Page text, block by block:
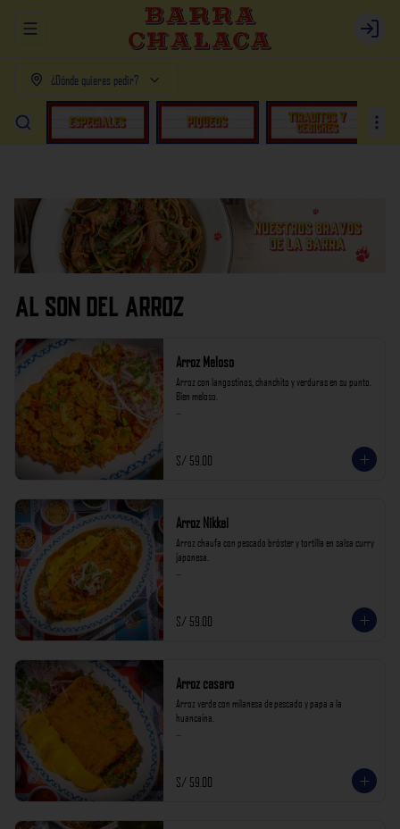
Abrir menu de navegación Login
¿Dónde quieres pedir?
AL SON DEL ARROZ
Arroz Meloso
Arroz con langostinos, chanchito y verduras en su punto.
Bien meloso.
S/ 59.00
Arroz Nikkei
Arroz chaufa con pescado bróster y tortilla en salsa curry
japonesa.
S/ 59.00
Arroz casero
Arroz verde con milanesa de pescado y papa a la
huancaína.
S/ 59.00